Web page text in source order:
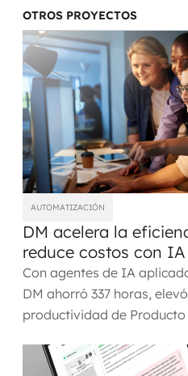
OTROS PROYECTOS
AUTOMATIZACIÓN
DM acelera la
reduce costos con
inteligentes
Con agentes de IA
DM ahorró 337 horas,
productividad de